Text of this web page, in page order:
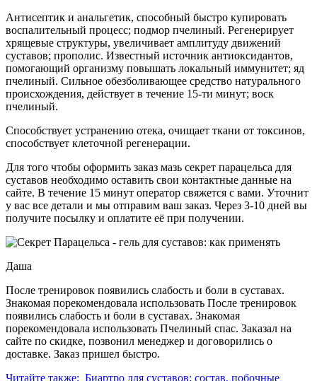
Антисептик и анальгетик, способный быстро купировать
воспалительный процесс; подмор пчелиный. Регенерирует
хрящевые структуры, увеличивает амплитуду движений
суставов; прополис. Известный источник антиоксидантов,
помогающий организму повышать локальный иммунитет; яд
пчелиный. Сильное обезболивающее средство натурального
происхождения, действует в течение 15-ти минут; воск
пчелиный.
Способствует устранению отека, очищает ткани от токсинов,
способствует клеточной регенерации.
Для того чтобы оформить заказ мазь секрет парацельса для
суставов необходимо оставить свои контактные данные на
сайте. В течение 15 минут оператор свяжется с вами. Уточнит
у вас все детали и мы отправим ваш заказ. Через 3-10 дней вы
получите посылку и оплатите её при получении.
Даша
После тренировок появились слабость и боли в суставах.
Знакомая порекомендовала использовать После тренировок
появились слабость и боли в суставах. Знакомая
порекомендовала использовать Пчелиный спас. Заказал на
сайте по скидке, позвонил менеджер и договорились о
доставке. Заказ пришел быстро.
Читайте также: Биартро для суставов: состав, побочные